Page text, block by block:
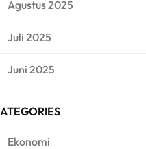
Agustus 2025
Juli 2025
Juni 2025
Ekonomi